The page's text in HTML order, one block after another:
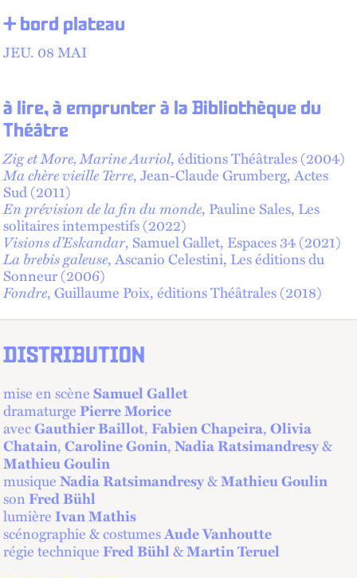
+ bord plateau
JEU. 08 MAI
à lire, à emprunter à la Bibliothèque du
Théâtre
Zig et More, Marine Auriol, éditions Théâtrales (2004)
Ma chère vieille Terre, Jean-Claude Grumberg, Actes
Sud (2011)
En prévision de la fin du monde, Pauline Sales, Les
solitaires intempestifs (2022)
Visions d’Eskandar, Samuel Gallet, Espaces 34 (2021)
La brebis galeuse, Ascanio Celestini, Les éditions du
Sonneur (2006)
Fondre, Guillaume Poix, éditions Théâtrales (2018)
DISTRIBUTION
mise en scèneSamuel Gallet
dramaturgePierre Morice
avecGauthier Baillot,Fabien Chapeira,Olivia
Chatain,Caroline Gonin,Nadia Ratsimandresy&
Mathieu Goulin
musiqueNadia Ratsimandresy&Mathieu Goulin
sonFred Bühl
lumièreIvan Mathis
scénographie & costumesAude Vanhoutte
régie techniqueFred Bühl&Martin Teruel